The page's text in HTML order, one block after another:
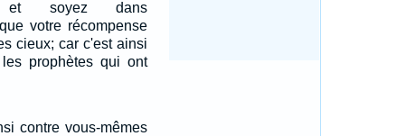
et soyez dans
votre récompense
cieux; car c'est ainsi
prophètes qui ont
contre vous-mêmes